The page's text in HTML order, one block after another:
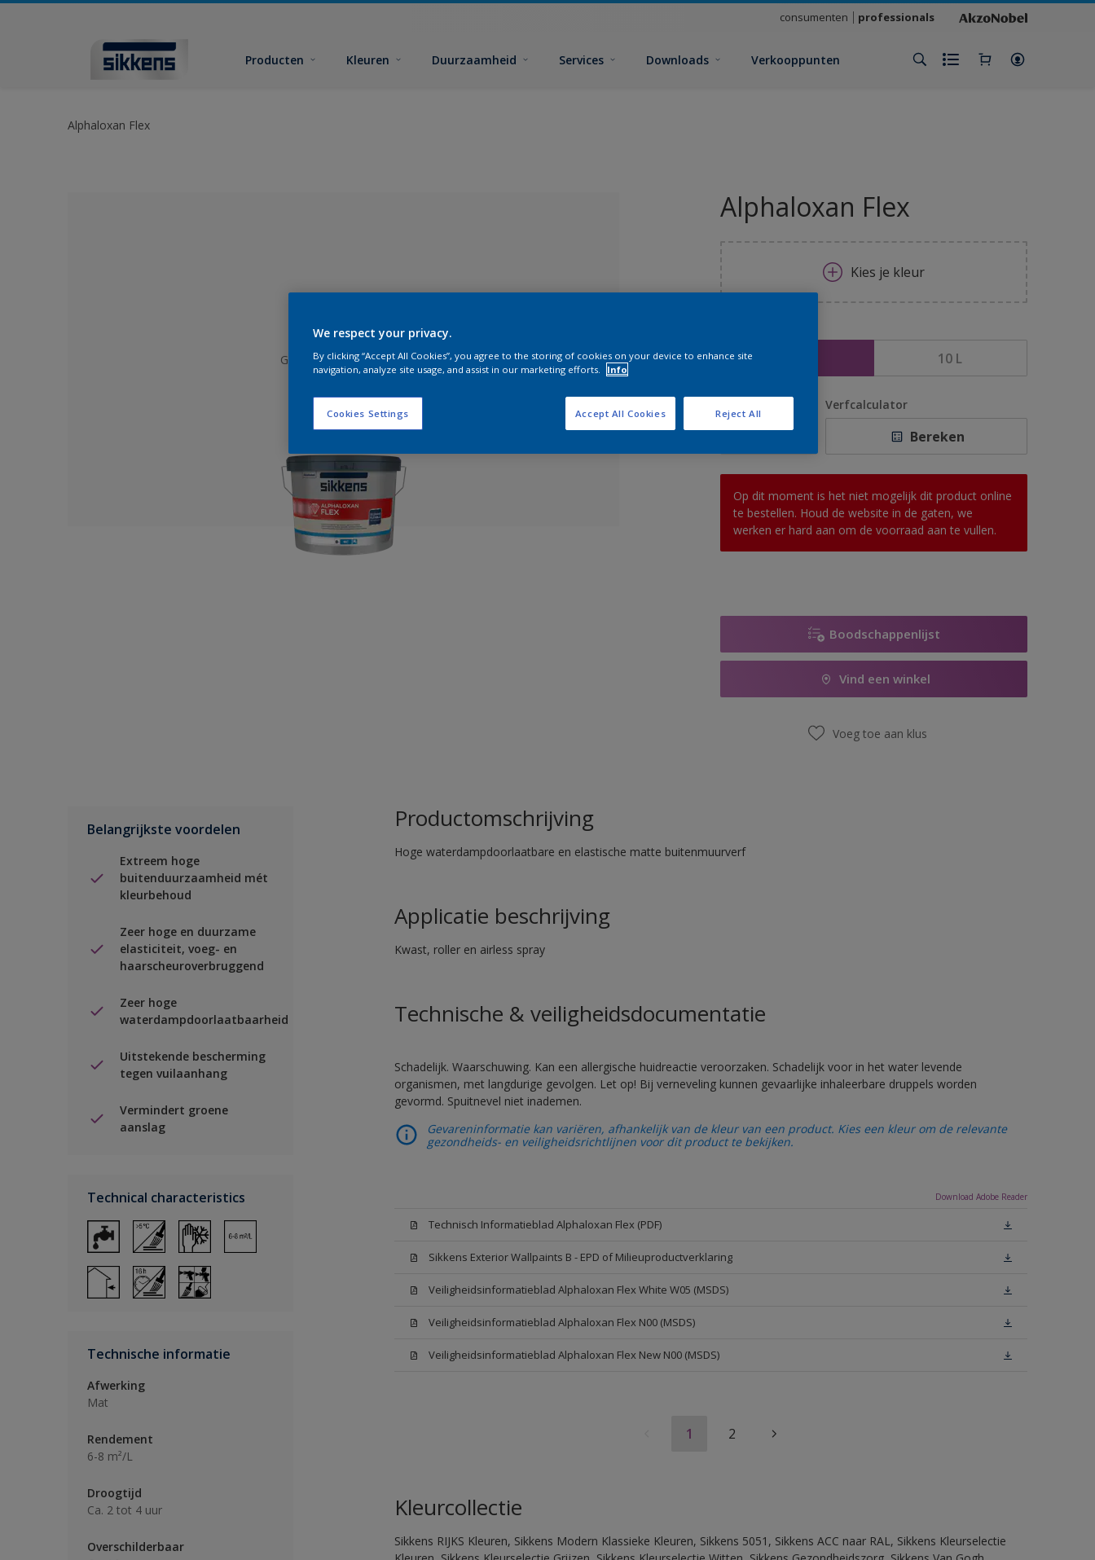
consumenten professionals
Producten Kleuren Duurzaamheid Services Downloads Verkooppunten
Alphaloxan Flex
Geen kleur geselecteerd
Alphaloxan Flex
Kies je kleur
10 L
Verfcalculator
Bereken
Op dit moment is het niet mogelijk dit product online
te bestellen. Houd de website in de gaten, we
werken er hard aan om de voorraad aan te vullen.
Boodschappenlijst
Vind een winkel
Voeg toe aan klus
Belangrijkste voordelen
Extreem hoge
buitenduurzaamheid mét
kleurbehoud
Zeer hoge en duurzame
elasticiteit, voeg- en
haarscheuroverbruggend
Zeer hoge
waterdampdoorlaatbaarheid
Uitstekende bescherming
tegen vuilaanhang
Vermindert groene
aanslag
Technical characteristics
Technische informatie
Afwerking
Mat
Rendement
6-8 m²/L
Droogtijd
Ca. 2 tot 4 uur
Overschilderbaar
Productomschrijving
Hoge waterdampdoorlaatbare en elastische matte buitenmuurverf
Applicatie beschrijving
Kwast, roller en airless spray
Technische & veiligheidsdocumentatie
Schadelijk. Waarschuwing. Kan een allergische huidreactie veroorzaken. Schadelijk voor in het water levende
organismen, met langdurige gevolgen. Let op! Bij verneveling kunnen gevaarlijke inhaleerbare druppels worden
gevormd. Spuitnevel niet inademen.
Gevareninformatie kan variëren, afhankelijk van de kleur van een product. Kies een kleur om de relevante
gezondheids- en veiligheidsrichtlijnen voor dit product te bekijken.
Download Adobe Reader
Technisch Informatieblad Alphaloxan Flex (PDF)
Sikkens Exterior Wallpaints B - EPD of Milieuproductverklaring
Veiligheidsinformatieblad Alphaloxan Flex White W05 (MSDS)
Veiligheidsinformatieblad Alphaloxan Flex N00 (MSDS)
Veiligheidsinformatieblad Alphaloxan Flex New N00 (MSDS)
1 2
Kleurcollectie
Sikkens RIJKS Kleuren, Sikkens Modern Klassieke Kleuren, Sikkens 5051, Sikkens ACC naar RAL, Sikkens Kleurselectie
We respect your privacy.
By clicking “Accept All Cookies”, you agree to the storing of cookies on your device to enhance site
navigation, analyze site usage, and assist in our marketing efforts.
Info
Cookies Settings Reject All
Accept All Cookies